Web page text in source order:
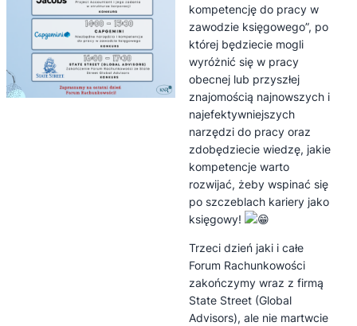
kompetencję do pracy w
zawodzie księgowego”, po
której będziecie mogli
wyróżnić się w pracy
obecnej lub przyszłej
znajomością najnowszych i
najefektywniejszych
narzędzi do pracy oraz
zdobędziecie wiedzę, jakie
kompetencje warto
rozwijać, żeby wspinać się
po szczeblach kariery jako
księgowy!
Trzeci dzień jaki i całe
Forum Rachunkowości
zakończymy wraz z firmą
State Street (Global
Advisors), ale nie martwcie